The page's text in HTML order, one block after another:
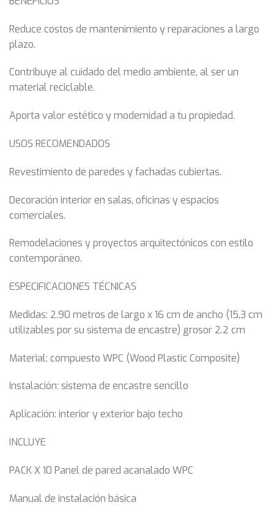
Reduce costos de mantenimiento y reparaciones a largo
plazo.
Contribuye al cuidado del medio ambiente, al ser un
material reciclable.
Aporta valor estético y modernidad a tu propiedad.
USOS RECOMENDADOS
Revestimiento de paredes y fachadas cubiertas.
Decoración interior en salas, oficinas y espacios
comerciales.
Remodelaciones y proyectos arquitectónicos con estilo
contemporáneo.
ESPECIFICACIONES TÉCNICAS
Medidas: 2.90 metros de largo x 16 cm de ancho (15,3 cm
utilizables por su sistema de encastre) grosor 2.2 cm
Material: compuesto WPC (Wood Plastic Composite)
Instalación: sistema de encastre sencillo
Aplicación: interior y exterior bajo techo
INCLUYE
PACK X 10 Panel de pared acanalado WPC
Manual de instalación básica